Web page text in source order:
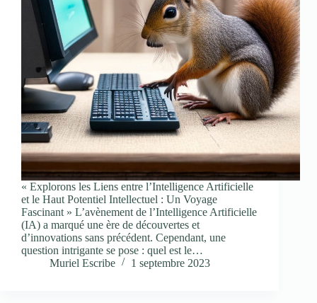
« Explorons les Liens entre l’Intelligence Artificielle
et le Haut Potentiel Intellectuel : Un Voyage
Fascinant » L’avènement de l’Intelligence Artificielle
(IA) a marqué une ère de découvertes et
d’innovations sans précédent. Cependant, une
question intrigante se pose : quel est le…
Muriel Escribe
1 septembre 2023